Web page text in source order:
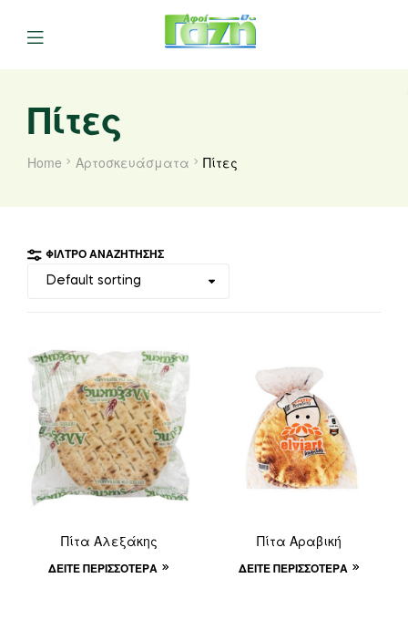
Πίτες
Home Αρτοσκευάσματα Πίτες
ΦΊΛΤΡΟ ΑΝΑΖΉΤΗΣΗΣ
Πίτα Αλεξάκης
ΔΕΊΤΕ ΠΕΡΙΣΣΌΤΕΡΑ
Πίτα Αραβική
ΔΕΊΤΕ ΠΕΡΙΣΣΌΤΕΡΑ